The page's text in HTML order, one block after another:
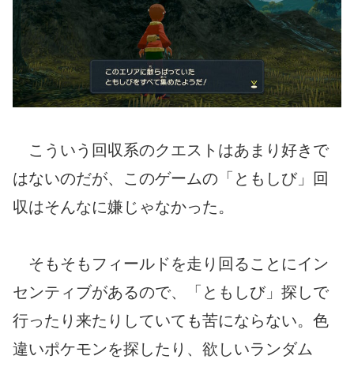
こういう回収系のクエストはあまり好きで
はないのだが、このゲームの「ともしび」回
収はそんなに嫌じゃなかった。
そもそもフィールドを走り回ることにイン
センティブがあるので、「ともしび」探しで
行ったり来たりしていても苦にならない。色
違いポケモンを探したり、欲しいランダム